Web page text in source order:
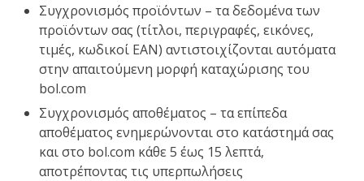
Συγχρονισμός προϊόντων – τα δεδομένα των
προϊόντων σας (τίτλοι, περιγραφές, εικόνες,
τιμές, κωδικοί EAN) αντιστοιχίζονται αυτόματα
στην απαιτούμενη μορφή καταχώρισης του
bol.com
Συγχρονισμός αποθέματος – τα επίπεδα
αποθέματος ενημερώνονται στο κατάστημά σας
και στο bol.com κάθε 5 έως 15 λεπτά,
αποτρέποντας τις υπερπωλήσεις